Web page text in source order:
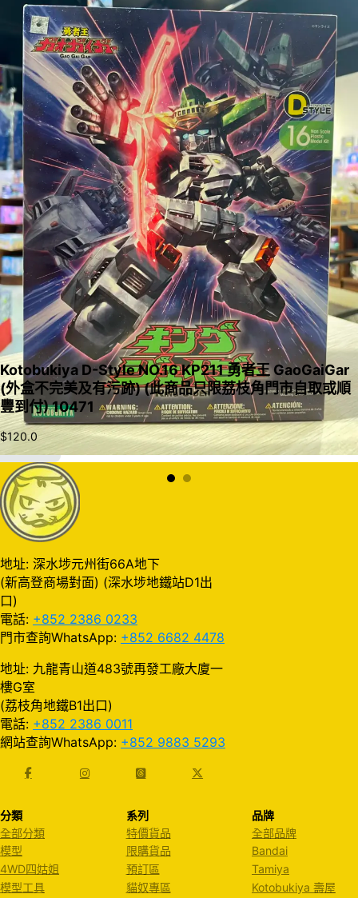
入購物車
Kotobukiya D-Style NO.16 KP211 勇者王 GaoGaiGar
(外盒不完美及有污跡) (此商品只限荔枝角門市自取或順
豐到付) 10471
$120.0
地址: 深水埗元州街66A地下
(新高登商場對面) (深水埗地鐵站D1出
口)
電話: +852 2386 0233
門市查詢WhatsApp: +852 6682 4478
地址: 九龍青山道483號再發工廠大廈一
樓G室
(荔枝角地鐵B1出口)
電話: +852 2386 0011
網站查詢WhatsApp: +852 9883 5293
分類
全部分類
模型
4WD四姑姐
模型工具
系列
特價貨品
限購貨品
預訂區
貓奴專區
品牌
全部品牌
Bandai
Tamiya
Kotobukiya 壽屋